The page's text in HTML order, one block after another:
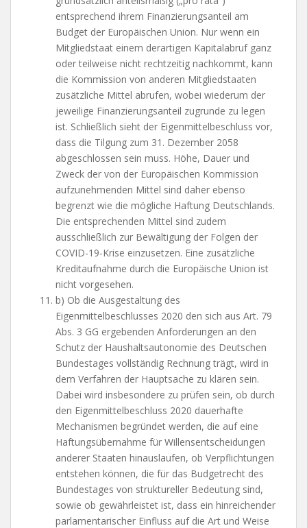
entsprechend ihrem Finanzierungsanteil am
Budget der Europäischen Union. Nur wenn ein
Mitgliedstaat einem derartigen Kapitalabruf ganz
oder teilweise nicht rechtzeitig nachkommt, kann
die Kommission von anderen Mitgliedstaaten
zusätzliche Mittel abrufen, wobei wiederum der
jeweilige Finanzierungsanteil zugrunde zu legen
ist. Schließlich sieht der Eigenmittelbeschluss vor,
dass die Tilgung zum 31. Dezember 2058
abgeschlossen sein muss. Höhe, Dauer und
Zweck der von der Europäischen Kommission
aufzunehmenden Mittel sind daher ebenso
begrenzt wie die mögliche Haftung Deutschlands.
Die entsprechenden Mittel sind zudem
ausschließlich zur Bewältigung der Folgen der
COVID-19-Krise einzusetzen. Eine zusätzliche
Kreditaufnahme durch die Europäische Union ist
nicht vorgesehen.
b) Ob die Ausgestaltung des
Eigenmittelbeschlusses 2020 den sich aus Art. 79
Abs. 3 GG ergebenden Anforderungen an den
Schutz der Haushaltsautonomie des Deutschen
Bundestages vollständig Rechnung trägt, wird in
dem Verfahren der Hauptsache zu klären sein.
Dabei wird insbesondere zu prüfen sein, ob durch
den Eigenmittelbeschluss 2020 dauerhafte
Mechanismen begründet werden, die auf eine
Haftungsübernahme für Willensentscheidungen
anderer Staaten hinauslaufen, ob Verpflichtungen
entstehen können, die für das Budgetrecht des
Bundestages von struktureller Bedeutung sind,
sowie ob gewährleistet ist, dass ein hinreichender
parlamentarischer Einfluss auf die Art und Weise